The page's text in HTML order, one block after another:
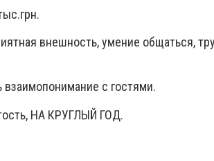
внешность, умение общаться,
взаимопонимание с гостями.
НА КРУГЛЫЙ ГОД.